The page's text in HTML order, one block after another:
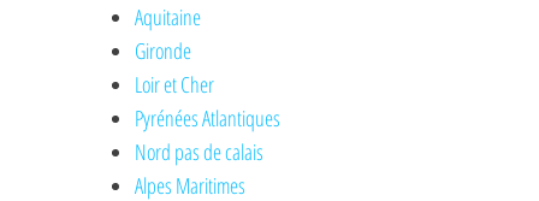
Aquitaine
Gironde
Loir et Cher
Pyrénées Atlantiques
Nord pas de calais
Alpes Maritimes